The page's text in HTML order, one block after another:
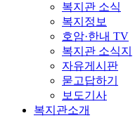
복지관 소식
복지정보
호암·한내 TV
복지관 소식지
자유게시판
묻고답하기
보도기사
복지관소개